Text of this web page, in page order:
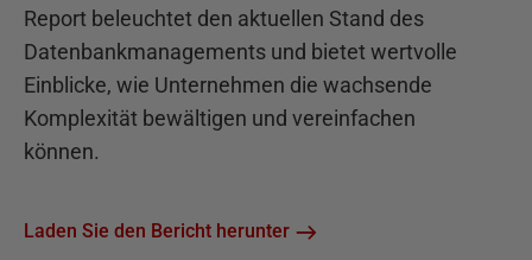
Report beleuchtet den aktuellen Stand des
Datenbankmanagements und bietet wertvolle
Einblicke, wie Unternehmen die wachsende
Komplexität bewältigen und vereinfachen
können.
Laden Sie den Bericht herunter